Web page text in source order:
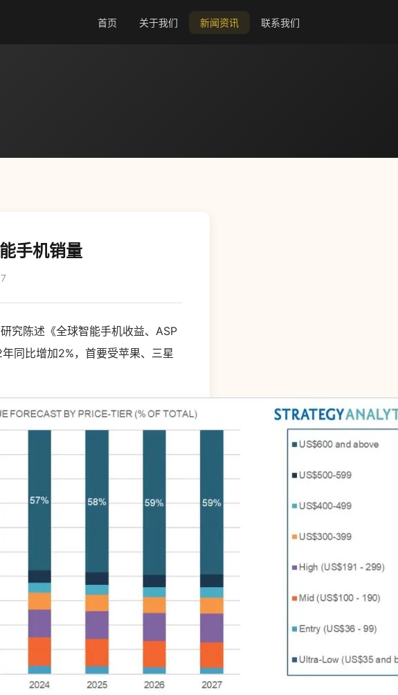
首页 关于我们 新闻资讯 联系我们
手机销量
究陈述《全球智能手机收益、ASP
同比增加2%，首要受苹果、三星